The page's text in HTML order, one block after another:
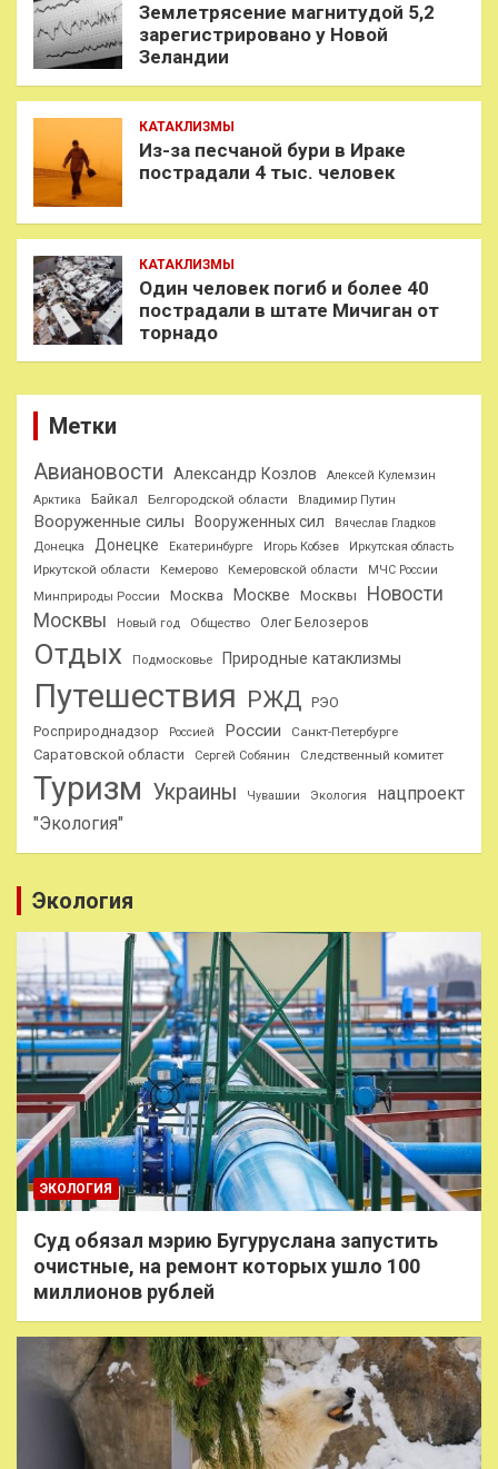
Землетрясение магнитудой 5,2
зарегистрировано у Новой
Зеландии
КАТАКЛИЗМЫ
Из-за песчаной бури в Ираке
пострадали 4 тыс. человек
КАТАКЛИЗМЫ
Один человек погиб и более 40
пострадали в штате Мичиган от
торнадо
Метки
Авиановости Александр Козлов
Алексей Кулемзин
Арктика
Байкал Белгородской области Владимир Путин
Вооруженные силы Вооруженных сил
Вячеслав Гладков
Донецка
Донецке Екатеринбурге Игорь Кобзев Иркутская область
Иркутской области Кемерово Кемеровской области
МЧС России
Минприроды России
Москва Москве Москвы
Новости
Москвы
Новый год Общество Олег Белозеров
Отдых Подмосковье Природные катаклизмы
Путешествия РЖД РЭО
Росприроднадзор
Россией России Санкт-Петербурге
Саратовской области Сергей Собянин Следственный комитет
Туризм Украины Чувашии Экология
нацпроект
"Экология"
Экология
ЭКОЛОГИЯ
Суд обязал мэрию Бугуруслана запустить
очистные, на ремонт которых ушло 100
миллионов рублей